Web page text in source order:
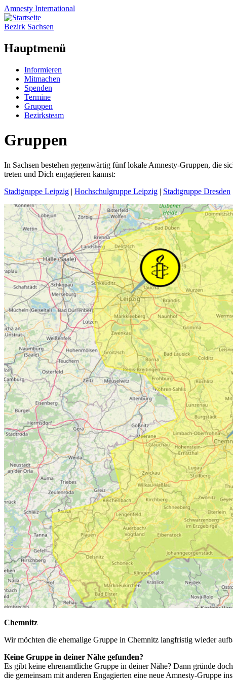
Amnesty International
Bezirk Sachsen
Hauptmenü
Zum
Inhalt
springen
Informieren
Mitmachen
Spenden
Termine
Gruppen
Bezirksteam
Gruppen
In Sachsen bestehen gegenwärtig fünf lokale Amnesty-Gruppen, die
treten und Dich engagieren kannst:
Stadtgruppe Leipzig | Hochschulgruppe Leipzig | Stadtgruppe Dresden
Chemnitz
Wir möchten die ehemalige Gruppe in Chemnitz langfristig wieder
Keine Gruppe in deiner Nähe gefunden?
Es gibt keine ehrenamtliche Gruppe in deiner Nähe? Dann gründe
die gemeinsam mit anderen Engagierten eine neue Amnesty-Gruppe